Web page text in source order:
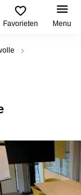
Favorieten Menu